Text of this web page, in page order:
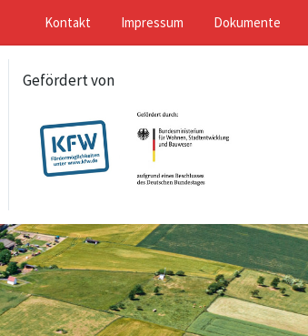
Kontakt Impressum Dokumente
Gefördert von